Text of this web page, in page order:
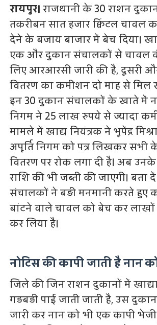
रायपुर।राजधानी के 30 राशन
तकरीबन सात हजार क्विंटल चावल
देने के बजाय बाजार में बेच दिया।
एक और दुकान संचालकों से चावल
लिए आरआरसी जारी की है, दूसरी
वितरण का कमीशन दो माह से मिल
इन 30 दुकान संचालकों के खाते में
निगम ने 25 लाख रुपये से ज्यादा
मामले में खाद्य नियंत्रक ने भूपेंद्र
अपूर्ति निगम को पत्र लिखकर
वितरण पर रोक लगा दी है। अब
राशि की भी जब्ती की जाएगी। बता
संचालकों ने बड़ी मनमानी करते हुए
बांटने वाले चावल को बेच कर
कर लिया है।
नोटिस की कापी जाती है नान
जिले की जिन राशन दुकानों में
गड़बड़ी पाई जाती जाती है, उस
जारी कर नान को भी एक कापी